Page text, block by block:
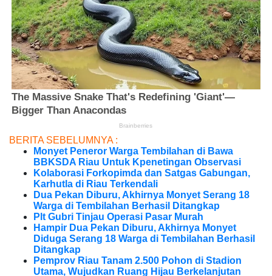
BERITA SEBELUMNYA :
Monyet Peneror Warga Tembilahan di Bawa
BBKSDA Riau Untuk Kpenetingan Observasi
Kolaborasi Forkopimda dan Satgas Gabungan,
Karhutla di Riau Terkendali
Dua Pekan Diburu, Akhirnya Monyet Serang 18
Warga di Tembilahan Berhasil Ditangkap
Plt Gubri Tinjau Operasi Pasar Murah
Hampir Dua Pekan Diburu, Akhirnya Monyet
Diduga Serang 18 Warga di Tembilahan Berhasil
Ditangkap
Pemprov Riau Tanam 2.500 Pohon di Stadion
Utama, Wujudkan Ruang Hijau Berkelanjutan